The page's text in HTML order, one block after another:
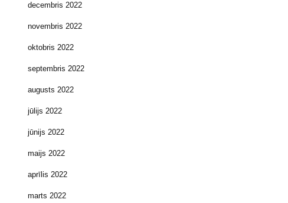
decembris 2022
novembris 2022
oktobris 2022
septembris 2022
augusts 2022
jūlijs 2022
jūnijs 2022
maijs 2022
aprīlis 2022
marts 2022